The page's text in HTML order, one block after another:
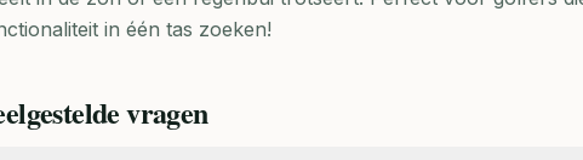
in één tas zoeken!
vragen